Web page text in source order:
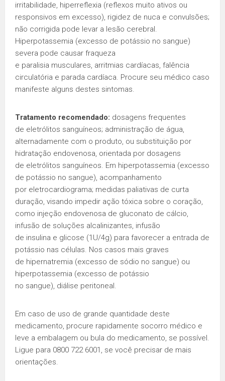
irritabilidade, hiperreflexia (reflexos muito ativos ou
responsivos em excesso), rigidez de nuca e convulsões;
não corrigida pode levar a lesão cerebral.
Hiperpotassemia (excesso de potássio no sangue)
severa pode causar fraqueza
e paralisia musculares, arritmias cardíacas, falência
circulatória e parada cardíaca. Procure seu médico caso
manifeste alguns destes sintomas.
Tratamento recomendado: dosagens frequentes
de eletrólitos sanguíneos; administração de água,
alternadamente com o produto, ou substituição por
hidratação endovenosa, orientada por dosagens
de eletrólitos sanguíneos. Em hiperpotassemia (excesso
de potássio no sangue), acompanhamento
por eletrocardiograma; medidas paliativas de curta
duração, visando impedir ação tóxica sobre o coração,
como injeção endovenosa de gluconato de cálcio,
infusão de soluções alcalinizantes, infusão
de insulina e glicose (1U/4g) para favorecer a entrada de
potássio nas células. Nos casos mais graves
de hipernatremia (excesso de sódio no sangue) ou
hiperpotassemia (excesso de potássio
no sangue), diálise peritoneal.
Em caso de uso de grande quantidade deste
medicamento, procure rapidamente socorro médico e
leve a embalagem ou bula do medicamento, se possível.
Ligue para 0800 722 6001, se você precisar de mais
orientações.